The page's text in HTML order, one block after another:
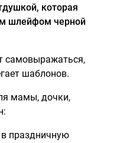
которая
шлейфом черной
самовыражаться,
шаблонов.
мамы, дочки,
праздничную